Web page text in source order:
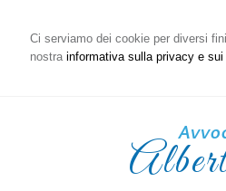
Ci serviamo dei cookie per diversi
nostrainformativa sulla privacy e sui